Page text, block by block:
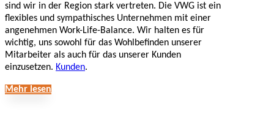
sind wir in der Region stark vertreten. Die VWG ist ein
flexibles und sympathisches Unternehmen mit einer
angenehmen Work-Life-Balance. Wir halten es für
wichtig, uns sowohl für das Wohlbefinden unserer
Mitarbeiter als auch für das unserer Kunden
einzusetzen. Kunden.
Mehr lesen